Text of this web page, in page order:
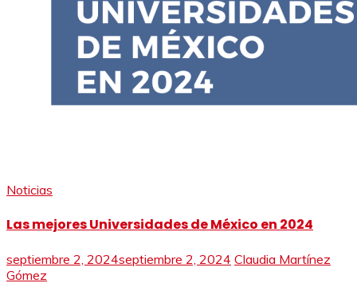
Noticias
Las mejores Universidades de México en 2024
septiembre 2, 2024septiembre 2, 2024 Claudia Martínez
Gómez